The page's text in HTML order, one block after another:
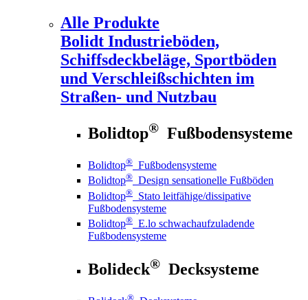
Alle Produkte
Bolidt Industrieböden,
Schiffsdeckbeläge, Sportböden
und Verschleißschichten im
Straßen- und Nutzbau
Bolidtop® Fußbodensysteme
Bolidtop® Fußbodensysteme
Bolidtop® Design sensationelle Fußböden
Bolidtop® Stato leitfähige/dissipative
Fußbodensysteme
Bolidtop® E.lo schwachaufzuladende
Fußbodensysteme
Bolideck® Decksysteme
®